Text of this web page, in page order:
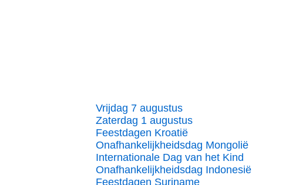
Vrijdag 7 augustus
Zaterdag 1 augustus
Feestdagen Kroatië
Onafhankelijkheidsdag Mongolië
Internationale Dag van het Kind
Onafhankelijkheidsdag Indonesië
Feestdagen Suriname